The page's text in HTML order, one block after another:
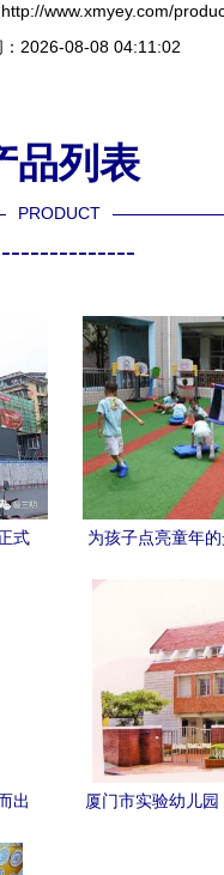
www.xmyey.com/
：2026-08-08 04:11:02
品列表
PRODUCT
式
为孩子点亮童年
出
厦门市实验幼儿